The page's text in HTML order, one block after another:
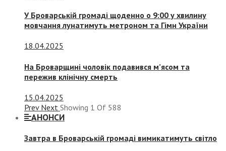
У Броварській громаді щоденно о 9:00 у хвилину
мовчання лунатимуть метроном та Гімн України
18.04.2025
На Броварщині чоловік подавився м’ясом та
пережив клінічну смерть
15.04.2025
Prev Next Showing 1 Of 588
АНОНСИ
Завтра в Броварській громаді вимикатимуть світло